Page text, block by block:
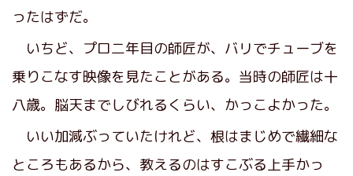
ったはずだ。
いちど、プロ二年目の師匠が、バリでチューブを
乗りこなす映像を見たことがある。当時の師匠は十
八歳。脳天までしびれるくらい、かっこよかった。
いい加減ぶっていたけれど、根はまじめで繊細な
ところもあるから、教えるのはすこぶる上手かっ